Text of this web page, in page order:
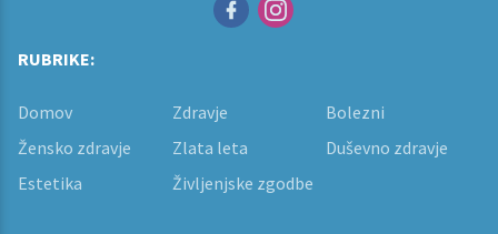
RUBRIKE:
Domov Zdravje
Bolezni
Žensko zdravje
Zlata leta
Duševno zdravje
Estetika
Življenjske zgodbe